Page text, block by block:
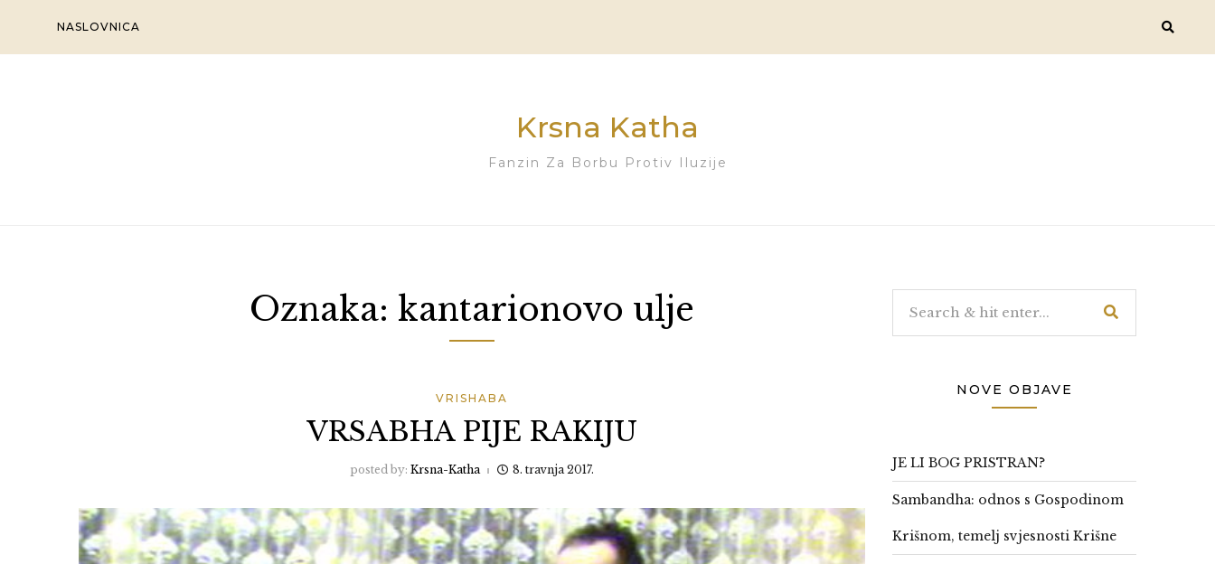
content
NASLOVNICA
Krsna Katha
Fanzin Za Borbu Protiv Iluzije
Oznaka: kantarionovo ulje
VRISHABA
VRSABHA PIJE RAKIJU
posted by: Krsna-Katha 8. travnja 2017.
NOVE OBJAVE
JE LI BOG PRISTRAN?
Sambandha: odnos s Gospodinom
Krišnom, temelj svjesnosti Krišne